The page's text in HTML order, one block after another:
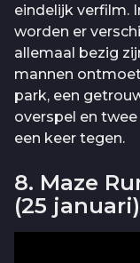
eindelijk verfilm.
worden er
allemaal bezig
mannen
park, een
overspel en
een keer tegen.
8. Maze
(25 januari)